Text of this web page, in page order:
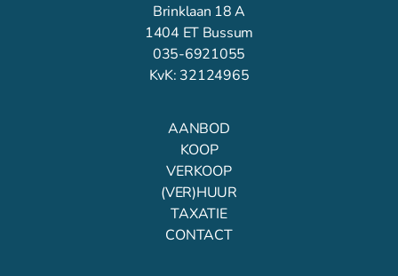
Brinklaan 18 A
1404 ET Bussum
035-6921055
KvK: 32124965
AANBOD
KOOP
VERKOOP
(VER)HUUR
TAXATIE
CONTACT